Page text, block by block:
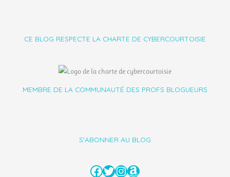
CE BLOG RESPECTE LA CHARTE DE CYBERCOURTOISIE
MEMBRE DE LA COMMUNAUTÉ DES PROFS BLOGUEURS
S'ABONNER AU BLOG
Facebook
Twitter
Instagram
Amazon